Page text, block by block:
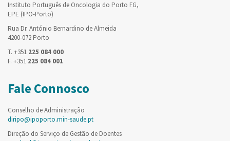
Instituto Português de Oncologia do Porto FG,
EPE (IPO-Porto)
Rua Dr. António Bernardino de Almeida
4200-072 Porto
T. +351 225 084 000
F. +351 225 084 001
Fale Connosco
Conselho de Administração
diripo@ipoporto.min-saude.pt
Direção do Serviço de Gestão de Doentes